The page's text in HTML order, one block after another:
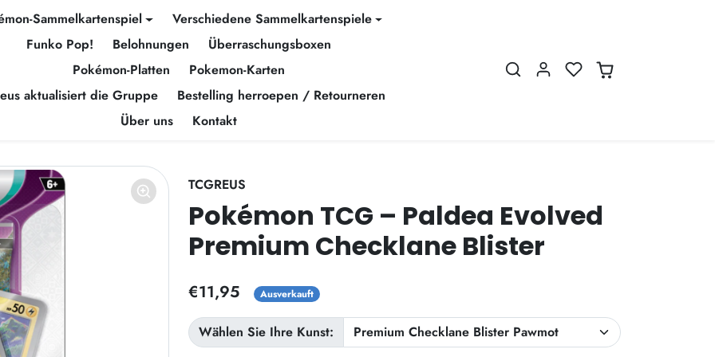
Sammelkartenspiel
Verschiedene Sammelkartenspiele
Funko Pop!
Belohnungen
Überraschungsboxen
Pokémon-Platten
Pokemon-Karten
aktualisiert die Gruppe
Bestelling herroepen / Retourneren
Über uns
Kontakt
TCGREUS
Pokémon TCG – Paldea Evolved
Premium Checklane Blister
€11,95 Ausverkauft
Wählen Sie Ihre Kunst: